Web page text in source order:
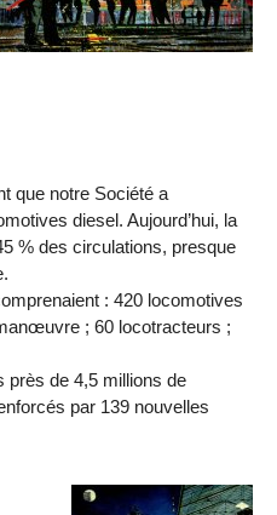
que notre Société a
diesel. Aujourd’hui, la
% des circulations, presque
: 420 locomotives
; 60 locotracteurs ;
près de 4,5 millions de
par 139 nouvelles